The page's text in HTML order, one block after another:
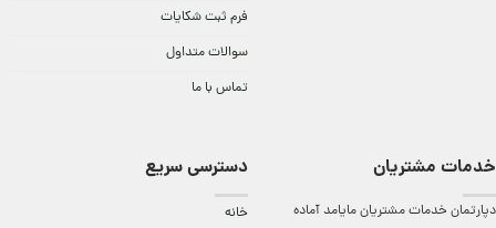
فرم ثبت شکایات
سوالات متداول
تماس با ما
خدمات مشتریان
دپارتمان خدمات مشتریان مایامد آماده
دسترسی سریع
خانه